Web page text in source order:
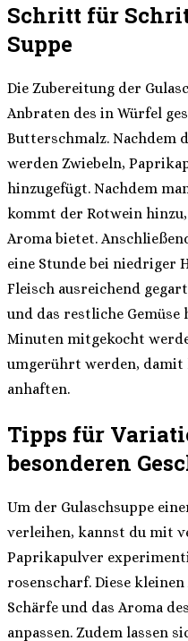
Schritt für
Suppe
Die Zubereitung der
Anbraten des in Würfel
Butterschmalz. Nachdem
werden Zwiebeln,
hinzugefügt. Nachdem
kommt der Rotwein
Aroma bietet.
eine Stunde bei niedriger
Fleisch ausreichend
und das restliche
Minuten mitgekocht
umgerührt werden, damit
anhaften.
Tipps für
besonderen
Um der Gulaschsuppe
verleihen, kannst du mit
Paprikapulver
rosenscharf. Diese
Schärfe und das Aroma
anpassen. Zudem lassen